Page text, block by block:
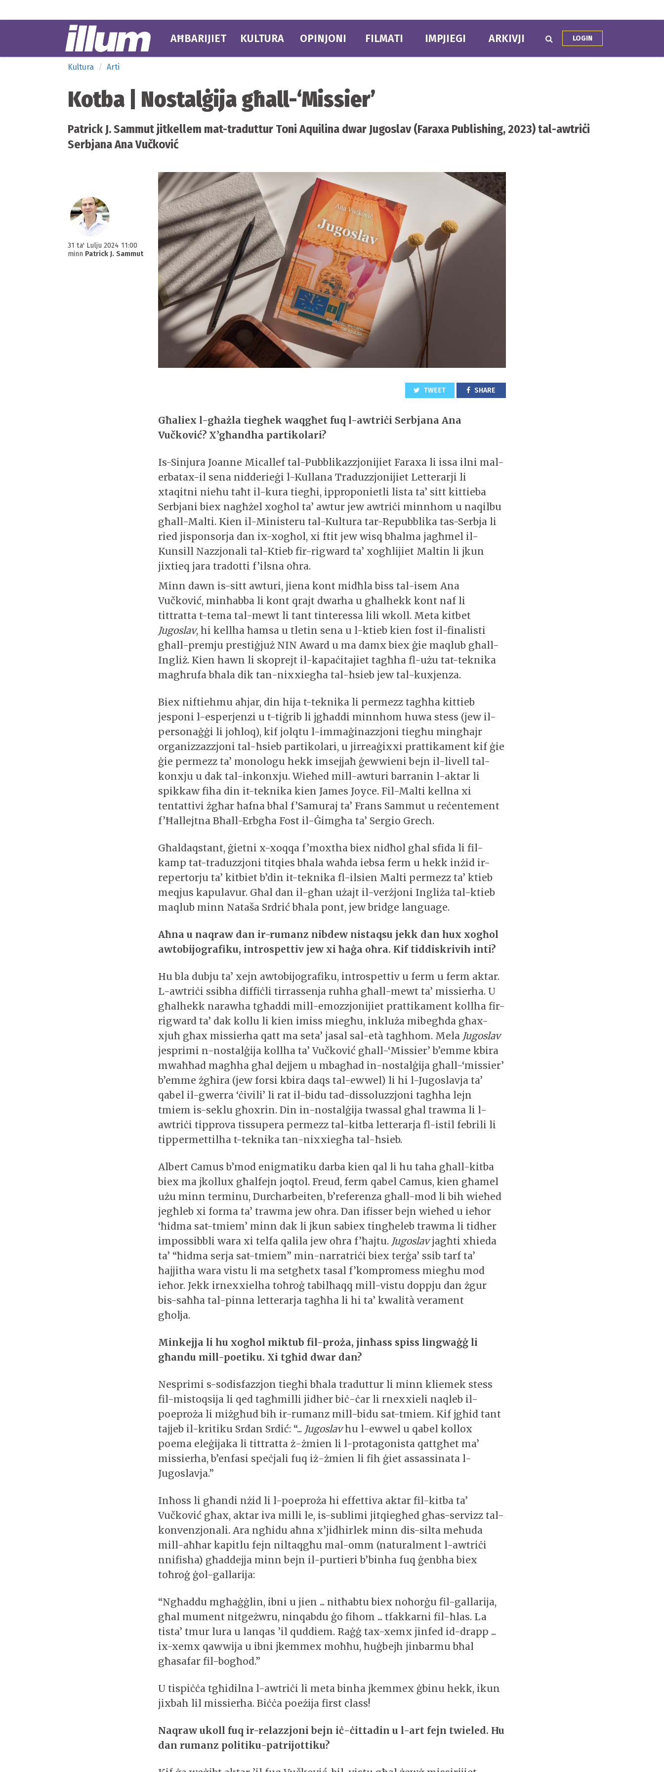
AĦBARIJIET KULTURA OPINJONI FILMATI IMPJIEGI ARKIVJI LOGIN
Kultura Arti
Kotba | Nostalġija għall-‘Missier’
Patrick J. Sammut jitkellem mat-traduttur Toni Aquilina dwar Jugoslav (Faraxa Publishing, 2023) tal-awtriċi
Serbjana Ana Vučković
31 ta' Lulju 2024 11:00
minn Patrick J. Sammut
TWEET SHARE
Għaliex l-għażla tiegħek waqgħet fuq l-awtriċi Serbjana Ana
Vučković? X’għandha partikolari?
Is-Sinjura Joanne Micallef tal-Pubblikazzjonijiet Faraxa li issa ilni mal-
erbatax-il sena nidderieġi l-Kullana Traduzzjonijiet Letterarji li
xtaqitni nieħu taħt il-kura tiegħi, ipproponietli lista ta’ sitt kittieba
Serbjani biex nagħżel xogħol ta’ awtur jew awtriċi minnhom u naqilbu
għall-Malti. Kien il-Ministeru tal-Kultura tar-Repubblika tas-Serbja li
ried jisponsorja dan ix-xogħol, xi ftit jew wisq bħalma jagħmel il-
Kunsill Nazzjonali tal-Ktieb fir-rigward ta’ xogħlijiet Maltin li jkun
jixtieq jara tradotti f’ilsna oħra.
Minn dawn is-sitt awturi, jiena kont midħla biss tal-isem Ana
Vučković, minħabba li kont qrajt dwarha u għalhekk kont naf li
tittratta t-tema tal-mewt li tant tinteressa lili wkoll. Meta kitbet
Jugoslav, hi kellha ħamsa u tletin sena u l-ktieb kien fost il-finalisti
għall-premju prestiġjuż NIN Award u ma damx biex ġie maqlub għall-
Ingliż. Kien hawn li skoprejt il-kapaċitajiet tagħha fl-użu tat-teknika
magħrufa bħala dik tan-nixxiegħa tal-ħsieb jew tal-kuxjenza.
Biex niftiehmu aħjar, din hija t-teknika li permezz tagħha kittieb
jesponi l-esperjenzi u t-tiġrib li jgħaddi minnhom huwa stess (jew il-
personaġġi li joħloq), kif jolqtu l-immaġinazzjoni tiegħu mingħajr
organizzazzjoni tal-ħsieb partikolari, u jirreaġixxi prattikament kif ġie
ġie permezz ta’ monologu hekk imsejjaħ ġewwieni bejn il-livell tal-
konxju u dak tal-inkonxju. Wieħed mill-awturi barranin l-aktar li
spikkaw fiha din it-teknika kien James Joyce. Fil-Malti kellna xi
tentattivi żgħar ħafna bħal f’Samuraj ta’ Frans Sammut u reċentement
f’Ħallejtna Bħall-Erbgħa Fost il-Ġimgħa ta’ Sergio Grech.
Għaldaqstant, ġietni x-xoqqa f’moxtha biex nidħol għal sfida li fil-
kamp tat-traduzzjoni titqies bħala waħda iebsa ferm u hekk inżid ir-
repertorju ta’ kitbiet b’din it-teknika fl-ilsien Malti permezz ta’ ktieb
meqjus kapulavur. Għal dan il-għan użajt il-verżjoni Ingliża tal-ktieb
maqlub minn Nataša Srdrić bħala pont, jew bridge language.
Aħna u naqraw dan ir-rumanz nibdew nistaqsu jekk dan hux xogħol
awtobijografiku, introspettiv jew xi ħaġa oħra. Kif tiddiskrivih inti?
Hu bla dubju ta’ xejn awtobijografiku, introspettiv u ferm u ferm aktar.
L-awtriċi ssibha diffiċli tirrassenja ruħha għall-mewt ta’ missierha. U
għalhekk narawha tgħaddi mill-emozzjonijiet prattikament kollha fir-
rigward ta’ dak kollu li kien imiss miegħu, inkluża mibegħda għax-
xjuħ għax missierha qatt ma seta’ jasal sal-età tagħhom. Mela Jugoslav
jesprimi n-nostalġija kollha ta’ Vučković għall-‘Missier’ b’emme kbira
mwaħħad magħha għal dejjem u mbagħad in-nostalġija għall-‘missier’
b’emme żgħira (jew forsi kbira daqs tal-ewwel) li hi l-Jugoslavja ta’
qabel il-gwerra ‘ċivili’ li rat il-bidu tad-dissoluzzjoni tagħha lejn
tmiem is-seklu għoxrin. Din in-nostalġija twassal għal trawma li l-
awtriċi tipprova tissupera permezz tal-kitba letterarja fl-istil febrili li
tippermettilha t-teknika tan-nixxiegħa tal-ħsieb.
Albert Camus b’mod enigmatiku darba kien qal li hu taha għall-kitba
biex ma jkollux għalfejn joqtol. Freud, ferm qabel Camus, kien għamel
użu minn terminu, Durcharbeiten, b’referenza għall-mod li bih wieħed
jegħleb xi forma ta’ trawma jew oħra. Dan ifisser bejn wieħed u ieħor
‘ħidma sat-tmiem’ minn dak li jkun sabiex tingħeleb trawma li tidher
impossibbli wara xi telfa qalila jew oħra f’ħajtu. Jugoslavjagħti xhieda
ta’ “ħidma serja sat-tmiem” min-narratriċi biex terġa’ ssib tarf ta’
ħajjitha wara vistu li ma setgħetx tasal f’kompromess miegħu mod
ieħor. Jekk irnexxielha toħroġ tabilħaqq mill-vistu doppju dan żgur
bis-saħħa tal-pinna letterarja tagħha li hi ta’ kwalità verament
għolja.
Minkejja li hu xogħol miktub fil-proża, jinħass spiss lingwaġġ li
għandu mill-poetiku. Xi tgħid dwar dan?
Nesprimi s-sodisfazzjon tiegħi bħala traduttur li minn kliemek stess
fil-mistoqsija li qed tagħmilli jidher biċ-ċar li rnexxieli naqleb il-
poeproża li miżgħud bih ir-rumanz mill-bidu sat-tmiem. Kif jgħid tant
tajjeb il-kritiku Srdan Srdić: “... Jugoslavhu l-ewwel u qabel kollox
poema eleġijaka li tittratta ż-żmien li l-protagonista qattgħet ma’
missierha, b’enfasi speċjali fuq iż-żmien li fih ġiet assassinata l-
Jugoslavja.”
Inħoss li għandi nżid li l-poeproża hi effettiva aktar fil-kitba ta’
Vučković għax, aktar iva milli le, is-sublimi jitqiegħed għas-servizz tal-
konvenzjonali. Ara ngħidu aħna x’jidhirlek minn dis-silta meħuda
mill-aħħar kapitlu fejn niltaqgħu mal-omm (naturalment l-awtriċi
nnifisha) għaddejja minn bejn il-purtieri b’binha fuq ġenbha biex
toħroġ ġol-gallarija:
“Ngħaddu mgħaġġlin, ibni u jien ... nitħabtu biex noħorġu fil-gallarija,
għal mument nitgeżwru, ninqabdu ġo fihom ... tfakkarni fil-ħlas. La
tista’ tmur lura u lanqas ’il quddiem. Raġġ tax-xemx jinfed id-drapp ...
ix-xemx qawwija u ibni jkemmex moħħu, ħuġbejh jinbarmu bħal
għasafar fil-bogħod.”
U tispiċċa tgħidilna l-awtriċi li meta binha jkemmex ġbinu hekk, ikun
jixbah lil missierha. Biċċa poeżija first class!
Naqraw ukoll fuq ir-relazzjoni bejn iċ-ċittadin u l-art fejn twieled. Hu
dan rumanz politiku-patrijottiku?